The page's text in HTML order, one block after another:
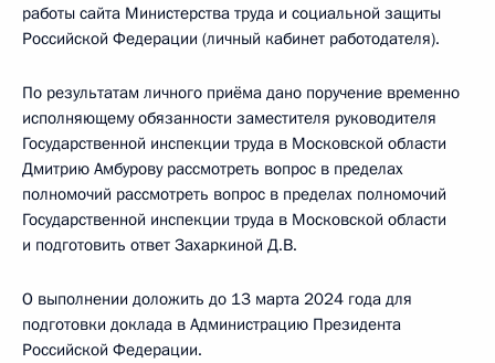
работы сайта Министерства труда и социальной защиты
Российской Федерации (личный кабинет работодателя).
По результатам личного приёма дано поручение временно
исполняющему обязанности заместителя руководителя
Государственной инспекции труда в Московской области
Дмитрию Амбурову рассмотреть вопрос в пределах
полномочий рассмотреть вопрос в пределах полномочий
Государственной инспекции труда в Московской области
и подготовить ответ Захаркиной Д.В.
О выполнении доложить до 13 марта 2024 года для
подготовки доклада в Администрацию Президента
Российской Федерации.